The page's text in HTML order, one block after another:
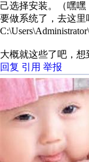
己选择安装。（嘿
要做系统了，去这
大概就这些了吧，想
回复 引用 举报